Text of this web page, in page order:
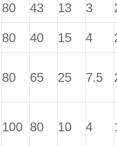
80 43 13 3
80 40 15 4
80 65 25 7.5
100 80 10 4